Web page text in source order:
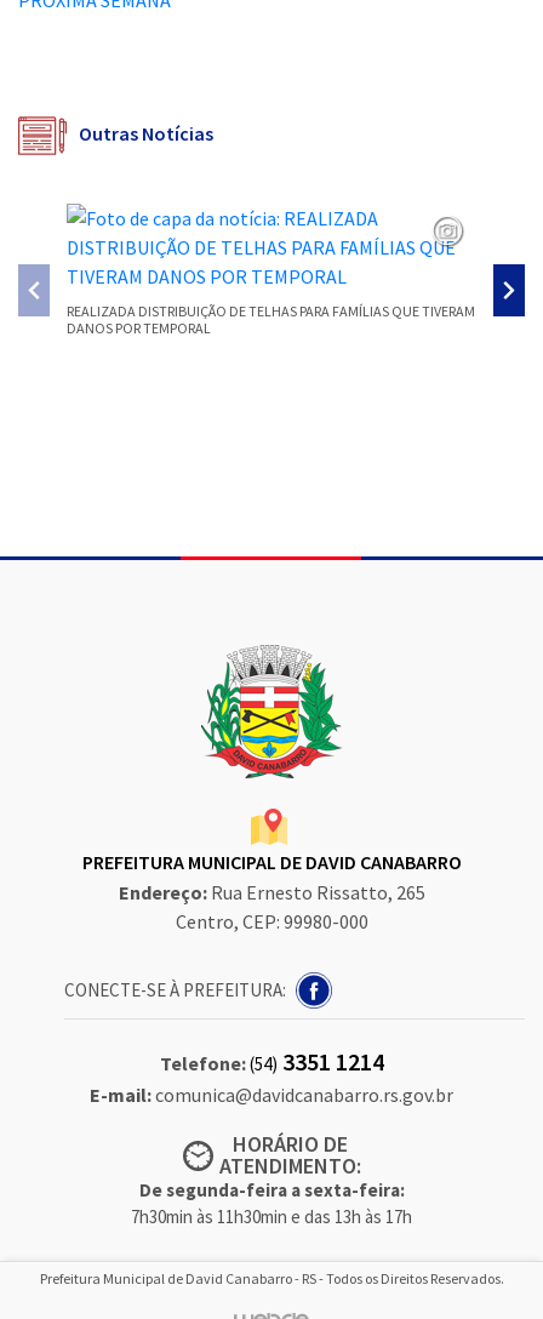
Outras Notícias
REALIZADA DISTRIBUIÇÃO DE TELHAS PARA FAMÍLIAS QUE TIVERAM
DANOS POR TEMPORAL
PREFEITURA MUNICIPAL DE DAVID CANABARRO
Endereço: Rua Ernesto Rissatto, 265
Centro, CEP: 99980-000
CONECTE-SE À PREFEITURA:
Telefone:(54) 3351 1214
E-mail:comunica@davidcanabarro.rs.gov.br
HORÁRIO DE
ATENDIMENTO:
De segunda-feira a sexta-feira:
7h30min às 11h30min e das 13h às 17h
Prefeitura Municipal de David Canabarro - RS - Todos os Direitos Reservados.